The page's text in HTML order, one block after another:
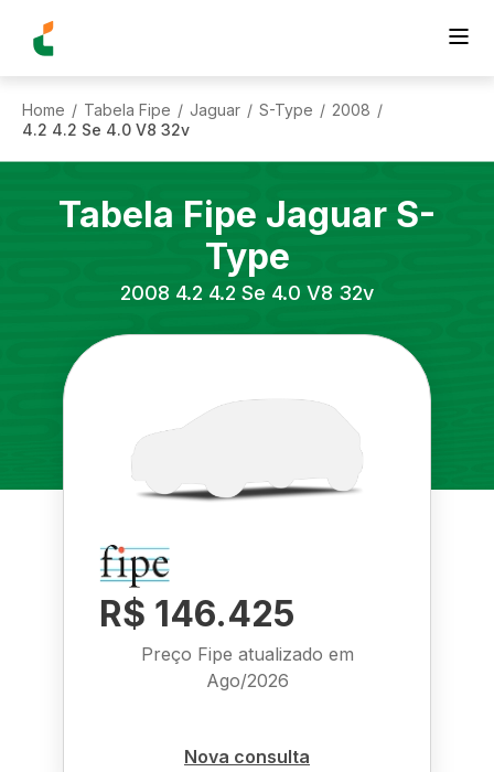
Home / Tabela Fipe / Jaguar / S-Type / 2008 /
4.2 4.2 Se 4.0 V8 32v
Tabela Fipe Jaguar S-
Type
2008 4.2 4.2 Se 4.0 V8 32v
R$ 146.425
Preço Fipe atualizado em
Ago/2026
Nova consulta